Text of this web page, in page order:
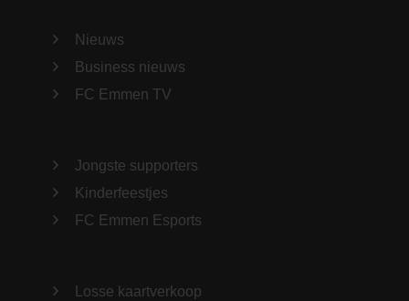
Nieuws
Business nieuws
FC Emmen TV
Jongste supporters
Kinderfeestjes
FC Emmen Esports
Losse kaartverkoop